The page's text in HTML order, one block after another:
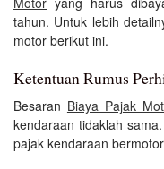
tahun. Untuk lebih
motor berikut ini.
Ketentuan Rumus
Besaran Biaya Pajak
kendaraan tidaklah
pajak kendaraan